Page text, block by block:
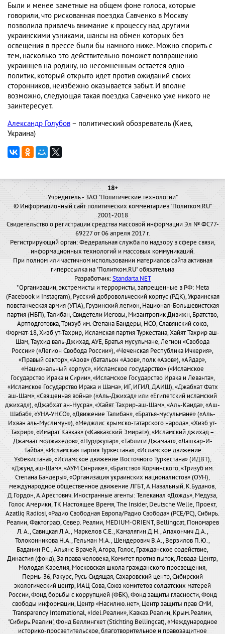
Были и менее заметные на общем фоне голоса, которые
говорили, что рискованная поездка Савченко в Москву
позволила привлечь внимание к процессу над другими
украинскими узниками, шансы на обмен которых без
освещения в прессе были бы намного ниже. Можно спорить с
тем, насколько это действительно поможет возвращению
украинцев на родину, но несомненным остается одно –
политик, который открыто идет против ожиданий своих
сторонников, неизбежно оказывается забыт. И вполне
возможно, следующая такая поездка Савченко уже никого не
заинтересует.
Александр Голубов – политический обозреватель (Киев,
Украина)
18+
Учредитель - ЗАО "Политические технологии"
© Информационный сайт политических комментариев "Политком.RU"
2001-2018
Свидетельство о регистрации средства массовой информации Эл № ФС77-
69227 от 06 апреля 2017 г.
Регистрирующий орган: Федеральная служба по надзору в сфере связи,
информационных технологий и массовых коммуникаций.
При полном или частичном использовании материалов сайта активная
гиперссылка на "Политком.RU" обязательна
Разработчик:Standarta.NET
*Организации, экстремисты и террористы, запрещенные в РФ: Meta
(Facebook и Instagram), Русский добровольческий корпус (РДК), Украинская
повстанческая армия (УПА), Грузинский легион, Национал-Большевистская
партия (НБП), Талибан, Свидетели Иеговы, Мизантропик Дивижн, Братство,
Артподготовка, Тризуб им. Степана Бандеры, НСО, Славянский союз,
Формат-18, Хизб ут-Тахрир, Исламская партия Туркестана, Хайят Тахрир аш-
Шам, Таухид валь-Джихад, АУЕ, Братья мусульмане, Легион «Свобода
России» («Легион Свобода России»), «Чеченская Республика Ичкерия»,
«Правый сектор», «Азов» (батальон «Азов», полк «Азов»), «Айдар»,
«Национальный корпус», «Исламское государство» («Исламское
Государство Ирака и Сирии», «Исламское Государство Ирака и Леванта»,
«Исламское Государство Ирака и Шама», ИГ, ИГИЛ, ДАИШ), «Джабхат Фатх
аш-Шам», «Священная война» («Аль-Джихад» или «Египетский исламский
джихад»), «Джабхат ан-Нусра», «Хайят Тахрир-аш-Шам», «Аль-Каида», «Аш-
Шабаб», «УНА-УНСО», «Движение Талибан», «Братья-мусульмане» («Аль-
Ихван аль-Муслимун»), «Меджлис крымско-татарского народа», «Хизб ут-
Тахрир», «Имарат Кавказ» («Кавказский Эмират»), «Исламский джихад –
Джамаат моджахедов», «Нурджулар», «Таблиги Джамаат», «Лашкар-И-
Тайба», «Исламская партия Туркестана», «Исламское движение
Узбекистана», «Исламское движение Восточного Туркестана» (ИДВТ),
«Джунд аш-Шам», «АУМ Синрике», «Братство» Корчинского, «Тризуб им.
Степана Бандеры», «Организация украинских националистов» (ОУН),
международное общественное движение ЛГБТ, А.Навальный, К.Буданов,
Д.Гордон, А.Арестович. Иностранные агенты: Телеканал «Дождь», Медуза,
Голос Америки, ТК Настоящее Время, The Insider, Deutsche Welle, Проект,
Azatliq Radiosi, «Радио Свободная Европа/Радио Свобода» (PCE/PC), Сибирь.
Реалии, Фактограф, Север. Реалии, MEDIUM-ORIENT, Bellingcat, Пономарев
Л. А., Савицкая Л.А., Маркелов С.Е., Камалягин Д.Н., Апахончич Д.А.,
Толоконникова Н.А., Гельман М.А., Шендерович В.А., Верзилов П.Ю.,
Баданин Р.С., Альянс Врачей, Агора, Голос, Гражданское содействие,
Династия (фонд), За права человека, Комитет против пыток, Левада-Центр,
Молодая Карелия, Московская школа гражданского просвещения,
Пермь-36, Ракурс, Русь Сидящая, Сахаровский центр, Сибирский
экологический центр, ИАЦ Сова, Союз комитетов солдатских матерей
России, Фонд борьбы с коррупцией (ФБК), Фонд защиты гласности, Фонд
свободы информации, Центр «Насилию.нет», Центр защиты прав СМИ,
Transparency International, «Idel.Реалии», Кавказ.Реалии, Крым.Реалии,
"Сибирь.Реалии", Фонд Беллингкет (Stichting Bellingcat), «Международное
историко-просветительское, благотворительное и правозащитное